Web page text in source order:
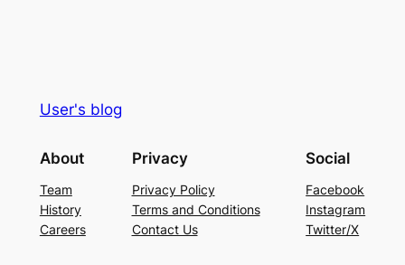
User's blog
About
Team
History
Careers
Privacy
Privacy Policy
Terms and Conditions
Contact Us
Social
Facebook
Instagram
Twitter/X